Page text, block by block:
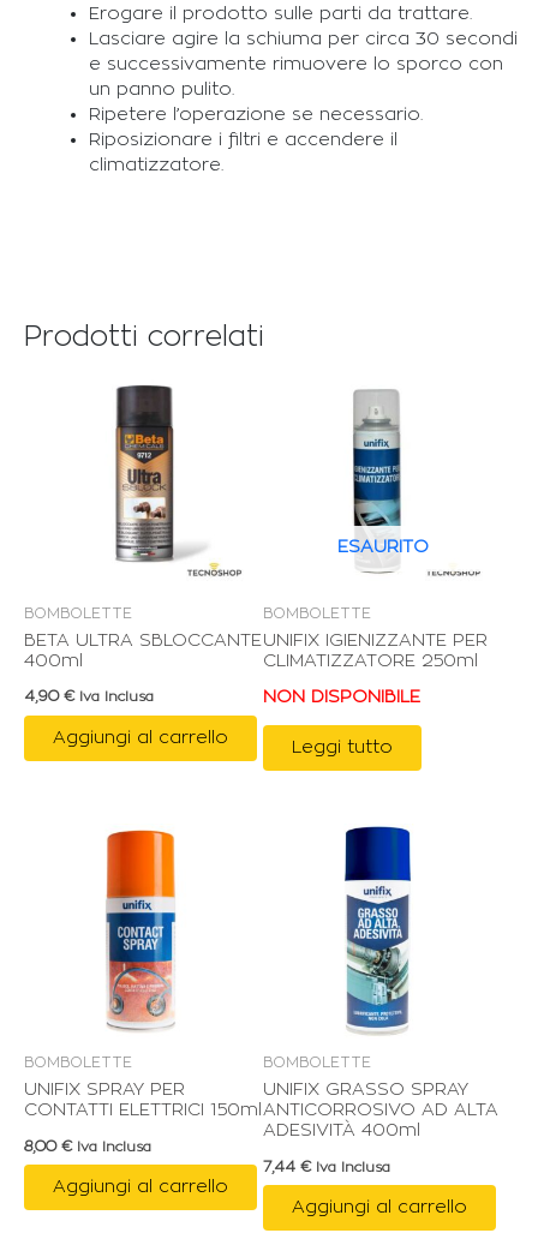
Erogare il prodotto sulle parti da trattare.
Lasciare agire la schiuma per circa 30 secondi
e successivamente rimuovere lo sporco con
un panno pulito.
Ripetere l’operazione se necessario.
Riposizionare i filtri e accendere il
climatizzatore.
Prodotti correlati
BOMBOLETTE
BETA ULTRA SBLOCCANTE
400ml
4,90 € Iva Inclusa
Aggiungi al carrello
ESAURITO
BOMBOLETTE
UNIFIX IGIENIZZANTE PER
CLIMATIZZATORE 250ml
NON DISPONIBILE
Leggi tutto
BOMBOLETTE
UNIFIX SPRAY PER
CONTATTI ELETTRICI 150ml
8,00 € Iva Inclusa
Aggiungi al carrello
BOMBOLETTE
UNIFIX GRASSO SPRAY
ANTICORROSIVO AD ALTA
ADESIVITÀ 400ml
7,44 € Iva Inclusa
Aggiungi al carrello